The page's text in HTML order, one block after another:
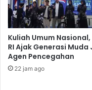
Kuliah Umum Nasional,
RI Ajak Generasi Muda
Agen Pencegahan
22 jam ago